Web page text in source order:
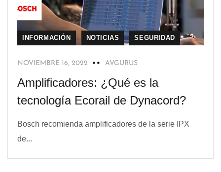
INFORMACIÓN NOTICIAS SEGURIDAD
NOVIEMBRE 16, 2022 AVGURUS
Amplificadores: ¿Qué es la
tecnología Ecorail de Dynacord?
Bosch recomienda amplificadores de la serie IPX
de...